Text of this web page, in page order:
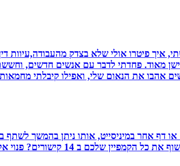
איך פיטרו אולי שלא בצדק מהעבודה,עיוות
מאוד. פחדתי לדבר עם אנשים חדשים,
אהבו את הנאום שלי, ואפילו קיבלתי
דף אחר במיניסייט, אותו ניתן בהמשך לשתף
14 קישורים? פנוי אלי באישי. 0526626700